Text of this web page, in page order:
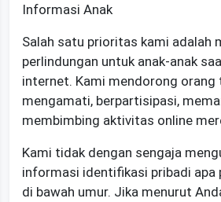
Informasi Anak
Salah satu prioritas kami adalah
perlindungan untuk anak-anak
internet. Kami mendorong orang
mengamati, berpartisipasi,
membimbing aktivitas online
Kami tidak dengan sengaja
informasi identifikasi pribadi apa
di bawah umur. Jika menurut